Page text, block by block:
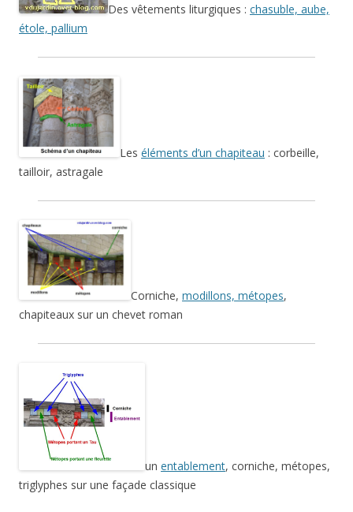
Des vêtements liturgiques : chasuble, aube,
étole, pallium
Les éléments d’un chapiteau : corbeille,
tailloir, astragale
Corniche, modillons, métopes,
chapiteaux sur un chevet roman
un entablement, corniche, métopes,
triglyphes sur une façade classique